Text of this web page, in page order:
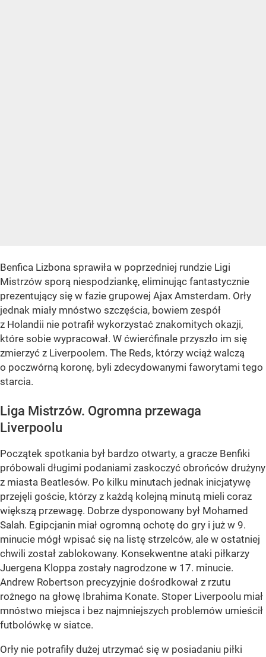
Benfica Lizbona sprawiła w poprzedniej rundzie Ligi
Mistrzów sporą niespodziankę, eliminując fantastycznie
prezentujący się w fazie grupowej Ajax Amsterdam. Orły
jednak miały mnóstwo szczęścia, bowiem zespół
z Holandii nie potrafił wykorzystać znakomitych okazji,
które sobie wypracował. W ćwierćfinale przyszło im się
zmierzyć z Liverpoolem. The Reds, którzy wciąż walczą
o poczwórną koronę, byli zdecydowanymi faworytami tego
starcia.
Liga Mistrzów. Ogromna przewaga
Liverpoolu
Początek spotkania był bardzo otwarty, a gracze Benfiki
próbowali długimi podaniami zaskoczyć obrońców drużyny
z miasta Beatlesów. Po kilku minutach jednak inicjatywę
przejęli goście, którzy z każdą kolejną minutą mieli coraz
większą przewagę. Dobrze dysponowany był Mohamed
Salah. Egipcjanin miał ogromną ochotę do gry i już w 9.
minucie mógł wpisać się na listę strzelców, ale w ostatniej
chwili został zablokowany. Konsekwentne ataki piłkarzy
Juergena Kloppa zostały nagrodzone w 17. minucie.
Andrew Robertson precyzyjnie dośrodkował z rzutu
rożnego na głowę Ibrahima Konate. Stoper Liverpoolu miał
mnóstwo miejsca i bez najmniejszych problemów umieścił
futbolówkę w siatce.
Orły nie potrafiły dużej utrzymać się w posiadaniu piłki